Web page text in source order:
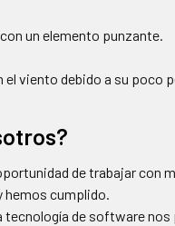
un elemento punzante.
el viento debido a su poco
de trabajar con
hemos cumplido.
tecnología de software nos